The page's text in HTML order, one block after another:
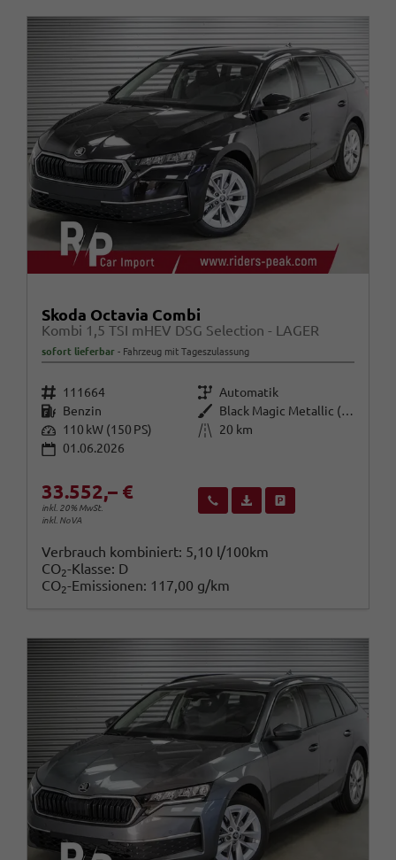
Skoda Octavia Combi
Kombi 1,5 TSI mHEV DSG Selection - LAGER
sofort lieferbar Fahrzeug mit Tageszulassung
Fahrzeugnr. 111664 Getriebe Automatik
Kraftstoff Benzin Außenfarbe
Black Magic Metallic (1Z)
Leistung 110 kW (150 PS) Kilometerstand
20 km
01.06.2026
33.552,– €
inkl. 20% MwSt.
inkl. NoVA
Wir rufen Sie anFahrzeugexposé (PDF)
Verbrauch kombiniert: 5,10 l/100km
CO2-Klasse: D
CO2-Emissionen: 117,00 g/km